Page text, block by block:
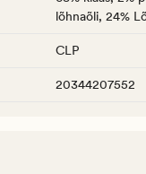
lõhnaõli, 24%
CLP
20344207552